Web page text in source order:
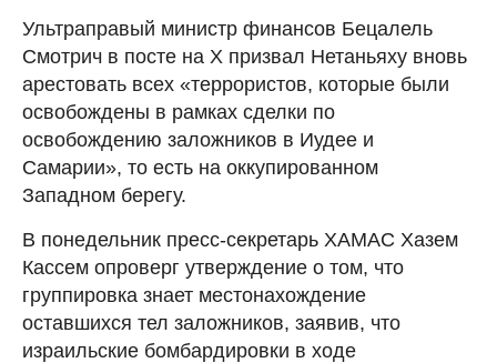
Ультраправый министр финансов Бецалель
Смотрич в посте на X призвал Нетаньяху вновь
арестовать всех «террористов, которые были
освобождены в рамках сделки по
освобождению заложников в Иудее и
Самарии», то есть на оккупированном
Западном берегу.
В понедельник пресс-секретарь ХАМАС Хазем
Кассем опроверг утверждение о том, что
группировка знает местонахождение
оставшихся тел заложников, заявив, что
израильские бомбардировки в ходе